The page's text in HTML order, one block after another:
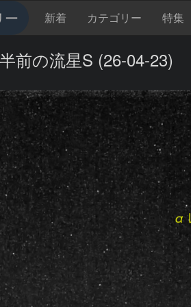
ー 新着 カテゴリー 特集
前の流星S (26-04-23)